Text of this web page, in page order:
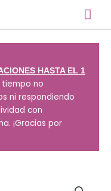
HASTA EL 1
no
ni respondiendo
con
¡Gracias por